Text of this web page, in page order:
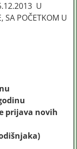
U
SA POČETKOM U
prijava novih